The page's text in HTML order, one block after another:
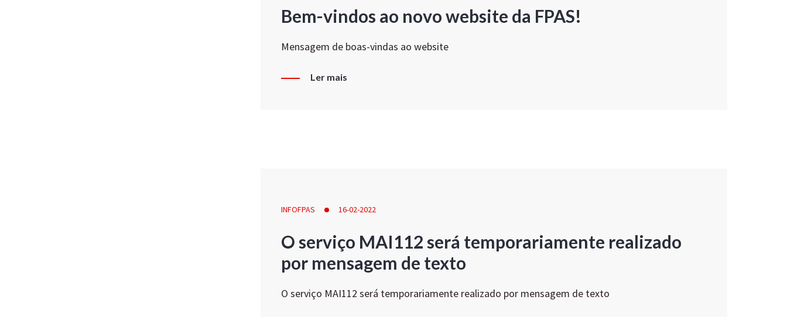
Bem-vindos ao novo website da FPAS!
Mensagem de boas-vindas ao website
Ler mais
INFOFPAS 16-02-2022
O serviço MAI112 será temporariamente realizado
por mensagem de texto
O serviço MAI112 será temporariamente realizado por mensagem de texto